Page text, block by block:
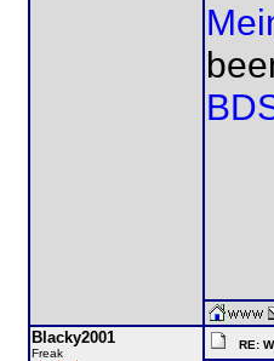
Blacky2001
Freak
RE: